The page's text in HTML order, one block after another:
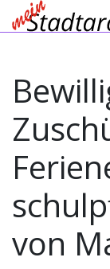
von